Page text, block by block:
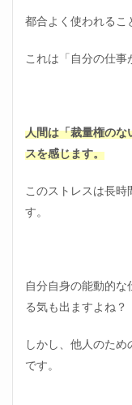
都合よく使われるこ
これは「自分の仕事
人間は「裁量権のな
スを感じます。
このストレスは長時
す。
自分自身の能動的
る気も出ますよね？
しかし、他人のた
です。